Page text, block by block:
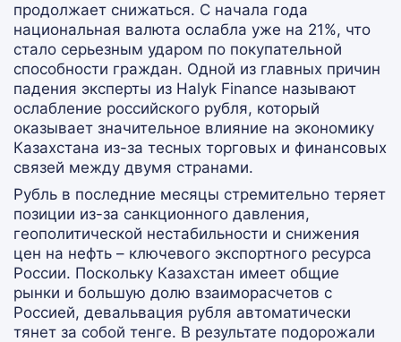
продолжает снижаться. С начала года
национальная валюта ослабла уже на 21%, что
стало серьезным ударом по покупательной
способности граждан. Одной из главных причин
падения эксперты из Halyk Finance называют
ослабление российского рубля, который
оказывает значительное влияние на экономику
Казахстана из-за тесных торговых и финансовых
связей между двумя странами.
Рубль в последние месяцы стремительно теряет
позиции из-за санкционного давления,
геополитической нестабильности и снижения
цен на нефть – ключевого экспортного ресурса
России. Поскольку Казахстан имеет общие
рынки и большую долю взаиморасчетов с
Россией, девальвация рубля автоматически
тянет за собой тенге. В результате подорожали